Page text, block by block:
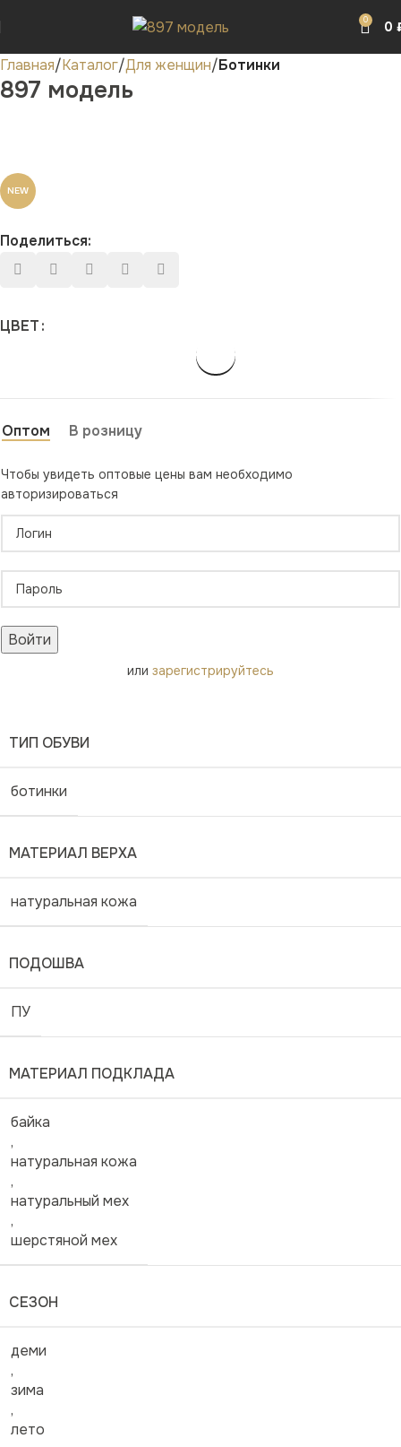
0 0
Главная Каталог Для женщин Ботинки
897 модель
NEW
Поделиться:
ЦВЕТ
Оптом В розницу
Чтобы увидеть оптовые цены вам необходимо
авторизироваться
Войти
или зарегистрируйтесь
ТИП ОБУВИ
ботинки
МАТЕРИАЛ ВЕРХА
натуральная кожа
ПОДОШВА
ПУ
МАТЕРИАЛ ПОДКЛАДА
байка
,
натуральная кожа
,
натуральный мех
,
шерстяной мех
СЕЗОН
деми
,
зима
,
лето